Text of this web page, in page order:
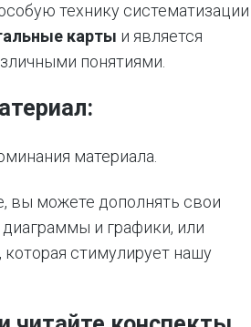
технику систематизации
карты и является
понятиями.
материала.
вы можете дополнять свои
и графики, или
стимулирует нашу